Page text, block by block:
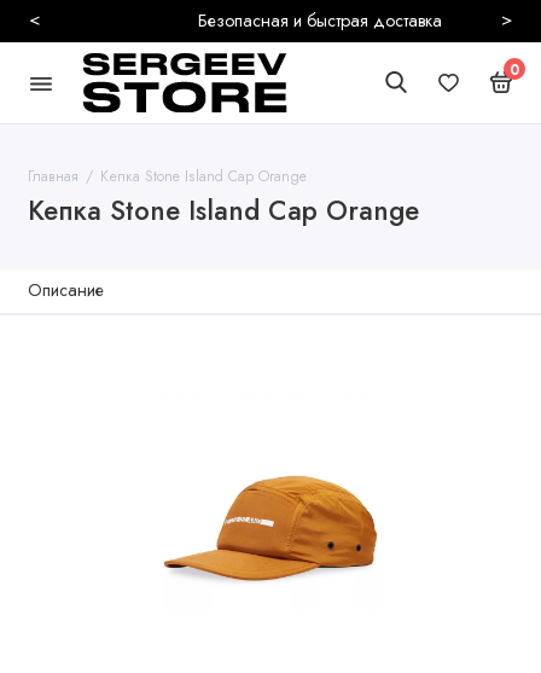
Безопасная и быстрая доставка
< >
0
Главная Кепка Stone Island Cap Orange
Кепка Stone Island Cap Orange
Описание